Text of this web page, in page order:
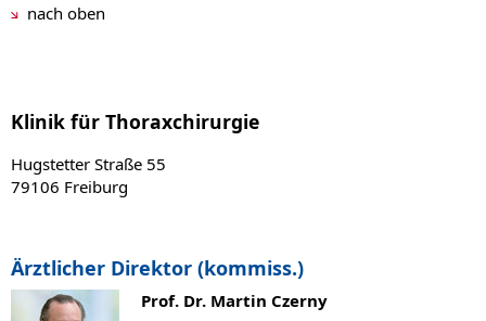
nach oben
Klinik für Thoraxchirurgie
Hugstetter Straße 55
79106 Freiburg
Ärztlicher Direktor (kommiss.)
Prof. Dr. Martin Czerny